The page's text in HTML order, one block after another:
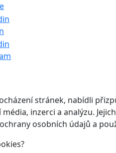
stránek, nabídli
inzerci a analýzu.
osobních údajů a